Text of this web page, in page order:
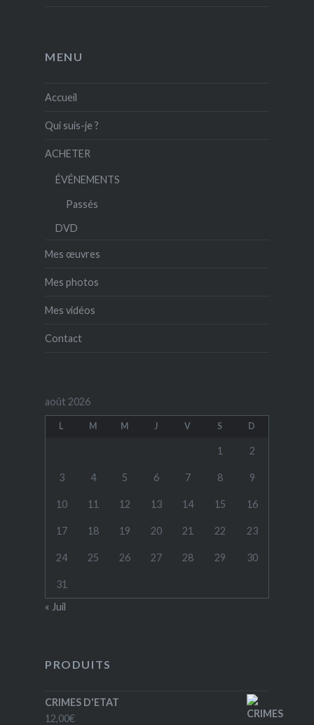
MENU
Accueil
Qui suis-je ?
ACHETER
ÉVÉNEMENTS
Passés
DVD
Mes œuvres
Mes photos
Mes vidéos
Contact
août 2026
L M M J V S D
1 2
3 4 5 6 7 8 9
10 11 12 13 14 15 16
17 18 19 20 21 22 23
24 25 26 27 28 29 30
31
« Juil
PRODUITS
CRIMES D'ETAT
12,00€